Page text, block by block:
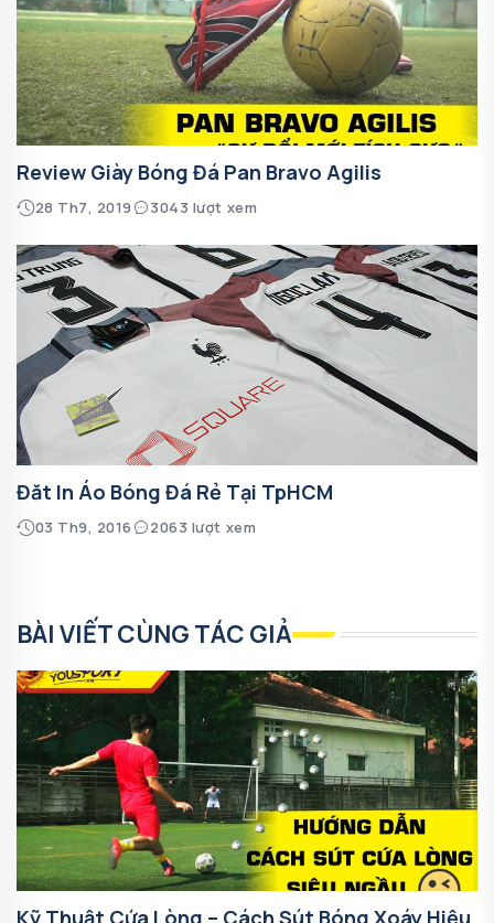
Review Giày Bóng Đá Pan Bravo Agilis
28 Th7, 2019 3043 lượt xem
Đăt In Áo Bóng Đá Rẻ Tại TpHCM
03 Th9, 2016 2063 lượt xem
BÀI VIẾT CÙNG TÁC GIẢ